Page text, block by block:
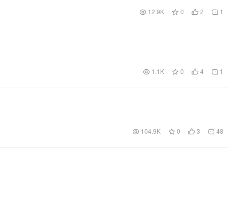
12.9K 0 2 1
1.1K 0 4 1
104.9K 0 3 48